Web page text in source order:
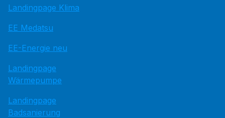
Landingpage Klima
EE Medatsu
EE-Energie neu
Landingpage
Wärmepumpe
Landingpage
Badsanierung